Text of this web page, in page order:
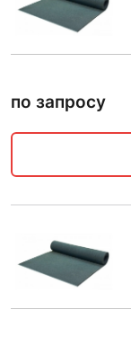
по запросу